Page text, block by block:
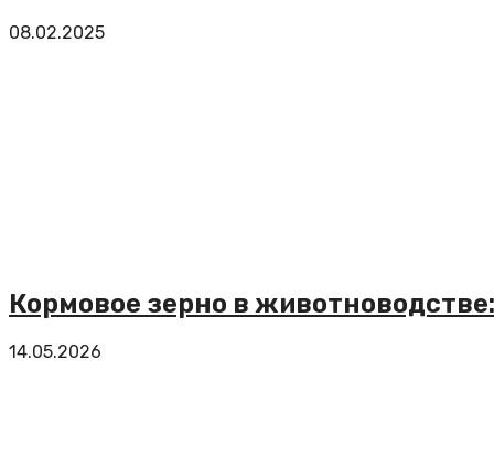
08.02.2025
Кормовое зерно в
14.05.2026